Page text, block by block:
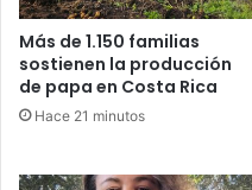
Más de 1.150 familias
sostienen la producción
de papa en Costa Rica
Hace 21 minutos